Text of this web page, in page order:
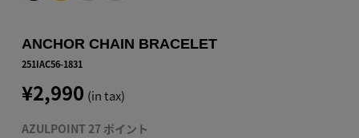
ANCHOR CHAIN BRACELET
251IAC56-1831
¥2,990 (in tax)
AZULPOINT 27 ポイント